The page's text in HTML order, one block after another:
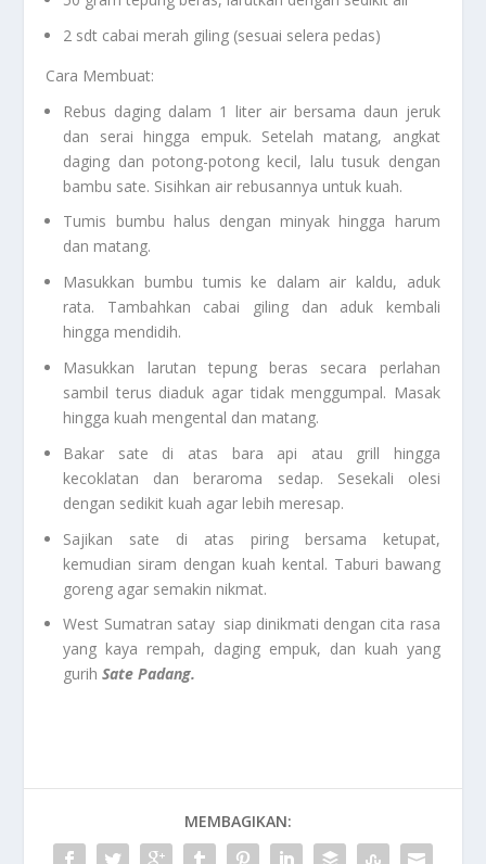
2 sdt cabai merah giling (sesuai selera pedas)
Cara Membuat:
Rebus daging dalam 1 liter air bersama daun jeruk
dan serai hingga empuk. Setelah matang, angkat
daging dan potong-potong kecil, lalu tusuk dengan
bambu sate. Sisihkan air rebusannya untuk kuah.
Tumis bumbu halus dengan minyak hingga harum
dan matang.
Masukkan bumbu tumis ke dalam air kaldu, aduk
rata. Tambahkan cabai giling dan aduk kembali
hingga mendidih.
Masukkan larutan tepung beras secara perlahan
sambil terus diaduk agar tidak menggumpal. Masak
hingga kuah mengental dan matang.
Bakar sate di atas bara api atau grill hingga
kecoklatan dan beraroma sedap. Sesekali olesi
dengan sedikit kuah agar lebih meresap.
Sajikan sate di atas piring bersama ketupat,
kemudian siram dengan kuah kental. Taburi bawang
goreng agar semakin nikmat.
West Sumatran satay siap dinikmati dengan cita rasa
yang kaya rempah, daging empuk, dan kuah yang
gurih Sate Padang.
MEMBAGIKAN: